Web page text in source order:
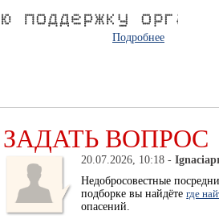
Подробнее
ЗАДАТЬ ВОПРОС
20.07.2026, 10:18 -
Недобросовестные
подборке вы найдётегде
опасений.